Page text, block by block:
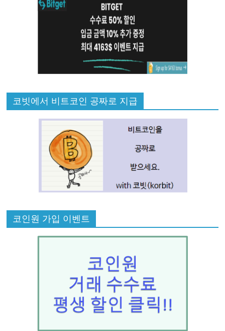
코빗에서 비트코인 공짜로 지급
코인원 가입 이벤트